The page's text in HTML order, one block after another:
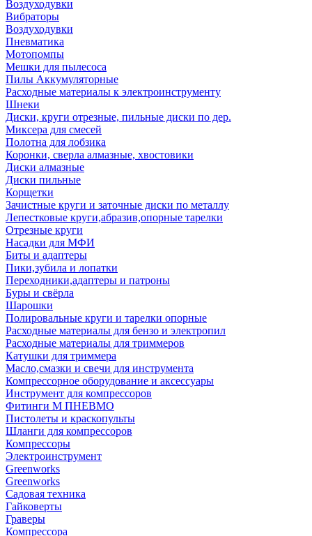
Воздуходувки
Вибраторы
Воздуходувки
Пневматика
Мотопомпы
Мешки для пылесоса
Пилы Аккумуляторные
Расходные материалы к электроинструменту
Шнеки
Диски, круги отрезные, пильные диски по дер.
Миксера для смесей
Полотна для лобзика
Коронки, сверла алмазные, хвостовики
Диски алмазные
Диски пильные
Корщетки
Зачистные круги и заточные диски по металлу
Лепестковые круги,абразив,опорные тарелки
Отрезные круги
Насадки для МФИ
Биты и адаптеры
Пики,зубила и лопатки
Переходники,адаптеры и патроны
Буры и свёрла
Шарошки
Полировальные круги и тарелки опорные
Расходные материалы для бензо и электропил
Расходные материалы для триммеров
Катушки для триммера
Масло,смазки и свечи для инструмента
Компрессорное оборудование и аксессуары
Инструмент для компрессоров
Фитинги М ПНЕВМО
Пистолеты и краскопульты
Шланги для компрессоров
Компрессоры
Электроинструмент
Greenworks
Greenworks
Садовая техника
Гайковерты
Граверы
Компрессора